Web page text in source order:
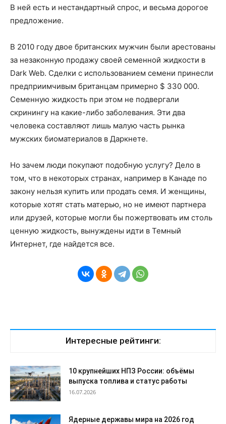
В ней есть и нестандартный спрос, и весьма дорогое
предложение.
В 2010 году двое британских мужчин были арестованы
за незаконную продажу своей семенной жидкости в
Dark Web. Сделки с использованием семени принесли
предприимчивым британцам примерно $ 330 000.
Семенную жидкость при этом не подвергали
скринингу на какие-либо заболевания. Эти два
человека составляют лишь малую часть рынка
мужских биоматериалов в Даркнете.
Но зачем люди покупают подобную услугу? Дело в
том, что в некоторых странах, например в Канаде по
закону нельзя купить или продать семя. И женщины,
которые хотят стать матерью, но не имеют партнера
или друзей, которые могли бы пожертвовать им столь
ценную жидкость, вынуждены идти в Темный
Интернет, где найдется все.
Интересные рейтинги:
10 крупнейших НПЗ России: объёмы
выпуска топлива и статус работы
16.07.2026
Ядерные державы мира на 2026 год